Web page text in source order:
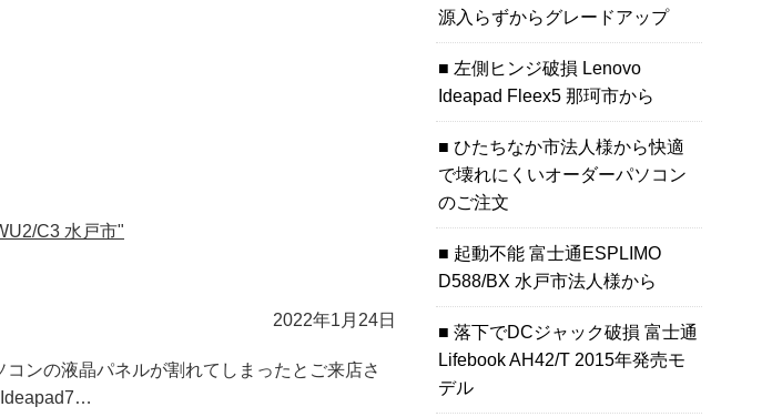
C3 水戸市"
2022年1月24日
ンの液晶パネルが割れてしまったとご来店さ
源入らずからグレードアップ
左側ヒンジ破損 Lenovo
Ideapad Fleex5 那珂市から
ひたちなか市法人様から快適
で壊れにくいオーダーパソコン
のご注文
起動不能 富士通ESPLIMO
D588/BX 水戸市法人様から
落下でDCジャック破損 富士通
Lifebook AH42/T 2015年発売モ
デル